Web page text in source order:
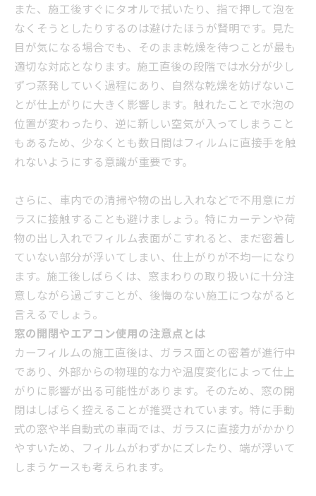
また、施工後すぐにタオルで拭いたり、指で押して泡を
なくそうとしたりするのは避けたほうが賢明です。見た
目が気になる場合でも、そのまま乾燥を待つことが最も
適切な対応となります。施工直後の段階では水分が少し
ずつ蒸発していく過程にあり、自然な乾燥を妨げないこ
とが仕上がりに大きく影響します。触れたことで水泡の
位置が変わったり、逆に新しい空気が入ってしまうこと
もあるため、少なくとも数日間はフィルムに直接手を触
れないようにする意識が重要です。
さらに、車内での清掃や物の出し入れなどで不用意にガ
ラスに接触することも避けましょう。特にカーテンや荷
物の出し入れでフィルム表面がこすれると、まだ密着し
ていない部分が浮いてしまい、仕上がりが不均一になり
ます。施工後しばらくは、窓まわりの取り扱いに十分注
意しながら過ごすことが、後悔のない施工につながると
言えるでしょう。
窓の開閉やエアコン使用の注意点とは
カーフィルムの施工直後は、ガラス面との密着が進行中
であり、外部からの物理的な力や温度変化によって仕上
がりに影響が出る可能性があります。そのため、窓の開
閉はしばらく控えることが推奨されています。特に手動
式の窓や半自動式の車両では、ガラスに直接力がかかり
やすいため、フィルムがわずかにズレたり、端が浮いて
しまうケースも考えられます。